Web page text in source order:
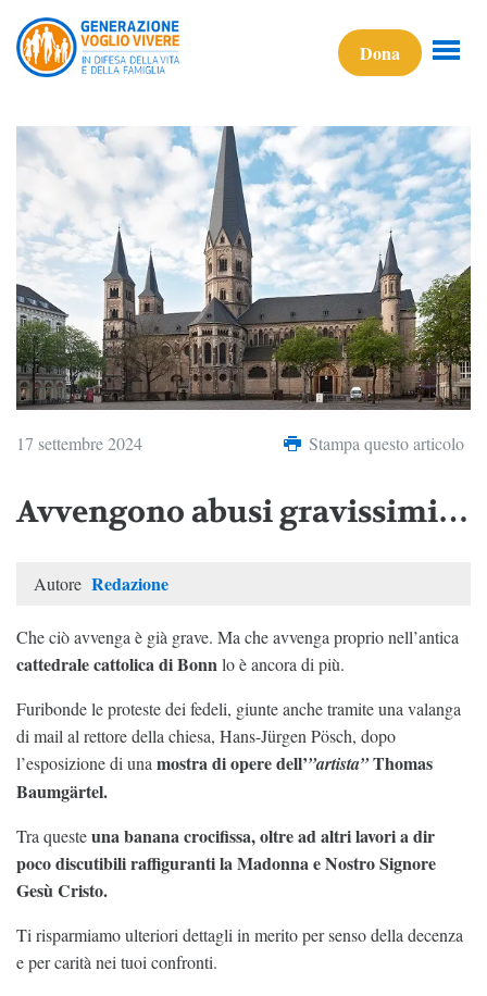
Dona
17 settembre 2024 Stampa questo articolo
Avvengono abusi gravissimi…
Autore Redazione
Che ciò avvenga è già grave. Ma che avvenga proprio nell’antica
cattedrale cattolica di Bonnlo è ancora di più.
Furibonde le proteste dei fedeli, giunte anche tramite una valanga
di mail al rettore della chiesa, Hans-Jürgen Pösch, dopo
l’esposizione di una mostra di opere dell’”artista”Thomas
Baumgärtel.
Tra questeuna banana crocifissa, oltre ad altri lavori a dir
poco discutibili raffiguranti la Madonna e Nostro Signore
Gesù Cristo.
Ti risparmiamo ulteriori dettagli in merito per senso della decenza
e per carità nei tuoi confronti.